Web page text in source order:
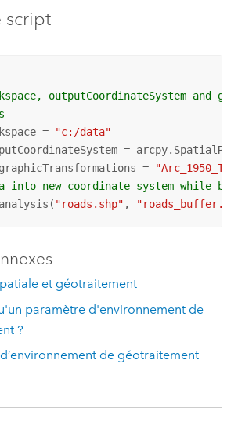
script
outputCoordinateSystem and
=
"c:/data"
=
=
into new coordinate system while
"roads.shp" ,
et géotraitement
paramètre d'environnement de
?
de géotraitement